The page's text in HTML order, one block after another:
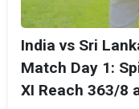
India vs Sri
Match Day 1:
XI Reach 363/8